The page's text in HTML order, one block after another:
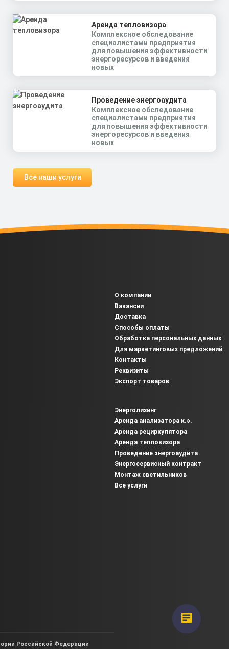
Аренда тепловизора
Комплексное обследование
специалистами предприятия
для повышения эффективности
энергоресурсов и введения
новых
Проведение энергоаудита
Комплексное обследование
специалистами предприятия
для повышения эффективности
энергоресурсов и введения
новых
Все наши услуги
О компании
Вакансии
Доставка
Способы оплаты
Обработка персональных данных
Для маркетинговых предложений
Контакты
Реквизиты
Экспорт товаров
Энерголизинг
Аренда анализатора к.э.
Аренда рециркулятора
Аренда тепловизора
Проведение энергоаудита
Энергосервисный контракт
Монтаж светильников
Все услуги
Российской Федерации